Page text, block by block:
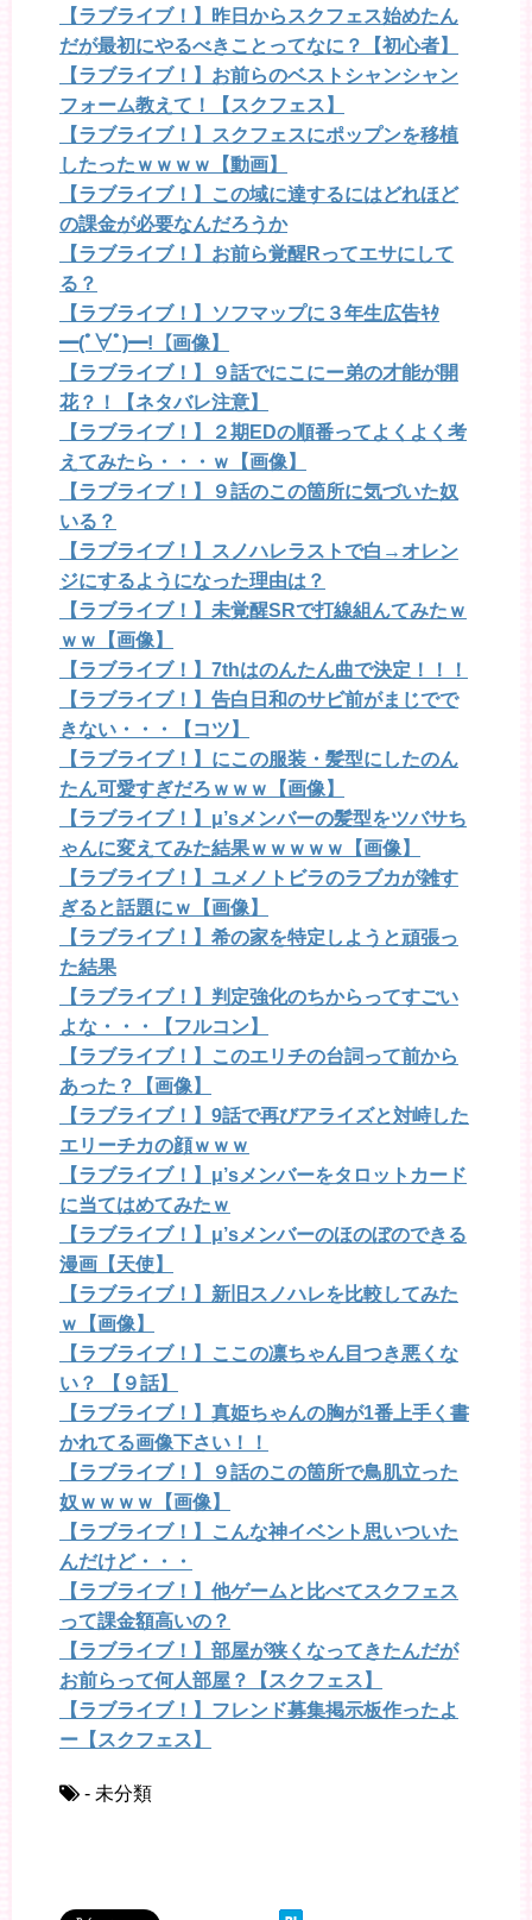
【ラブライブ！】昨日からスクフェス始めたん
だが最初にやるべきことってなに？【初心者】
【ラブライブ！】お前らのベストシャンシャン
フォーム教えて！【スクフェス】
【ラブライブ！】スクフェスにポップンを移植
したったｗｗｗｗ【動画】
【ラブライブ！】この域に達するにはどれほど
の課金が必要なんだろうか
【ラブライブ！】お前ら覚醒Rってエサにして
る？
【ラブライブ！】ソフマップに３年生広告ｷﾀ
━(ﾟ∀ﾟ)━!【画像】
【ラブライブ！】９話でにこにー弟の才能が開
花？！【ネタバレ注意】
【ラブライブ！】２期EDの順番ってよくよく考
えてみたら・・・ｗ【画像】
【ラブライブ！】９話のこの箇所に気づいた奴
いる？
【ラブライブ！】スノハレラストで白→オレン
ジにするようになった理由は？
【ラブライブ！】未覚醒SRで打線組んてみたｗ
ｗｗ【画像】
【ラブライブ！】7thはのんたん曲で決定！！！
【ラブライブ！】告白日和のサビ前がまじでで
きない・・・【コツ】
【ラブライブ！】にこの服装・髪型にしたのん
たん可愛すぎだろｗｗｗ【画像】
【ラブライブ！】μ’sメンバーの髪型をツバサち
ゃんに変えてみた結果ｗｗｗｗｗ【画像】
【ラブライブ！】ユメノトビラのラブカが雑す
ぎると話題にｗ【画像】
【ラブライブ！】希の家を特定しようと頑張っ
た結果
【ラブライブ！】判定強化のちからってすごい
よな・・・【フルコン】
【ラブライブ！】このエリチの台詞って前から
あった？【画像】
【ラブライブ！】9話で再びアライズと対峙した
エリーチカの顔ｗｗｗ
【ラブライブ！】μ’sメンバーをタロットカード
に当てはめてみたｗ
【ラブライブ！】μ’sメンバーのほのぼのできる
漫画【天使】
【ラブライブ！】新旧スノハレを比較してみた
ｗ【画像】
【ラブライブ！】ここの凛ちゃん目つき悪くな
い？ 【９話】
【ラブライブ！】真姫ちゃんの胸が1番上手く書
かれてる画像下さい！！
【ラブライブ！】９話のこの箇所で鳥肌立った
奴ｗｗｗｗ【画像】
【ラブライブ！】こんな神イベント思いついた
んだけど・・・
【ラブライブ！】他ゲームと比べてスクフェス
って課金額高いの？
【ラブライブ！】部屋が狭くなってきたんだが
お前らって何人部屋？【スクフェス】
【ラブライブ！】フレンド募集掲示板作ったよ
ー【スクフェス】
- 未分類